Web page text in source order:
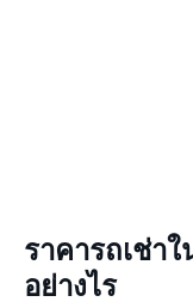
ราคารถเช่า
อย่างไร